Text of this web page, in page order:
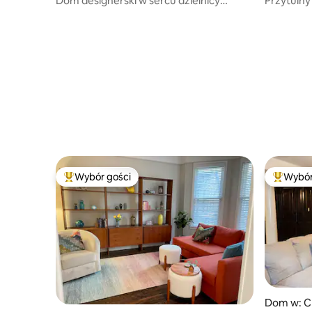
Najpopularniejsze z kategorii Wybór gości
Wybór gości
Dom w: